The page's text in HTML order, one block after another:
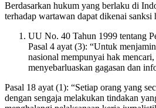
Berdasarkan hukum yang berlaku di
terhadap wartawan dapat dikenai sanksi
UU No. 40 Tahun 1999 tentang
Pasal 4 ayat (3): “Untuk
nasional mempunyai hak
menyebarluaskan gagasan dan
Pasal 18 ayat (1): “Setiap orang yang
dengan sengaja melakukan tindakan